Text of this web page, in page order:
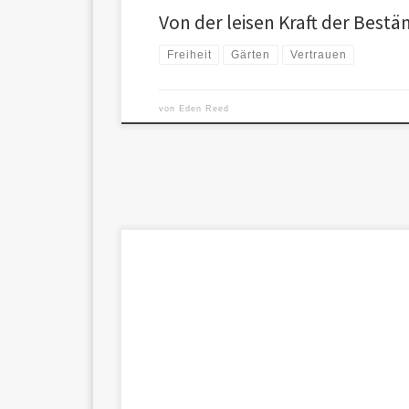
Von der leisen Kraft der
Freiheit Gärten Vertrauen
von Eden Reed